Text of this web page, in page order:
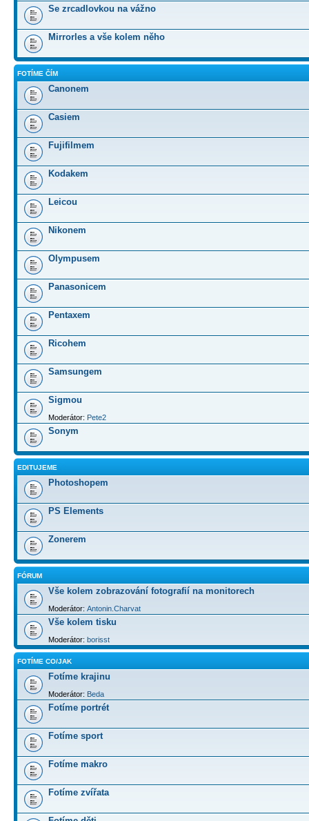
Se zrcadlovkou na vážno
Mirrorles a vše kolem něho
FOTÍME ČÍM
Canonem
Casiem
Fujifilmem
Kodakem
Leicou
Nikonem
Olympusem
Panasonicem
Pentaxem
Ricohem
Samsungem
Sigmou
Moderátor: Pete2
Sonym
EDITUJEME
Photoshopem
PS Elements
Zonerem
FÓRUM
Vše kolem zobrazování fotografií na monitorech
Moderátor: Antonin.Charvat
Vše kolem tisku
Moderátor: borisst
FOTÍME CO/JAK
Fotíme krajinu
Moderátor: Beda
Fotíme portrét
Fotíme sport
Fotíme makro
Fotíme zvířata